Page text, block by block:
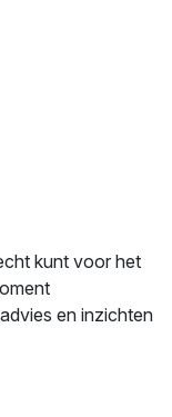
kunt voor het
en inzichten